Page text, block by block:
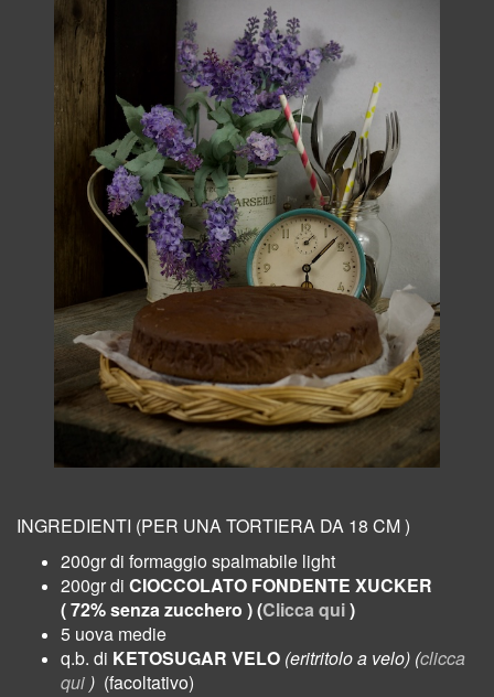
INGREDIENTI (PER UNA TORTIERA DA 18 CM )
200gr di formaggio spalmabile light
200gr di CIOCCOLATO FONDENTE XUCKER
( 72% senza zucchero ) (Clicca qui)
5 uova medie
q.b. di KETOSUGAR VELO (eritritolo a velo) (clicca
qui ) (facoltativo)